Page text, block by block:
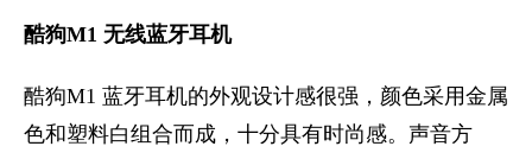
酷狗M1 无线蓝牙耳机
酷狗M1 蓝牙耳机的外观设计感很强，颜色采用金属
色和塑料白组合而成，十分具有时尚感。声音方